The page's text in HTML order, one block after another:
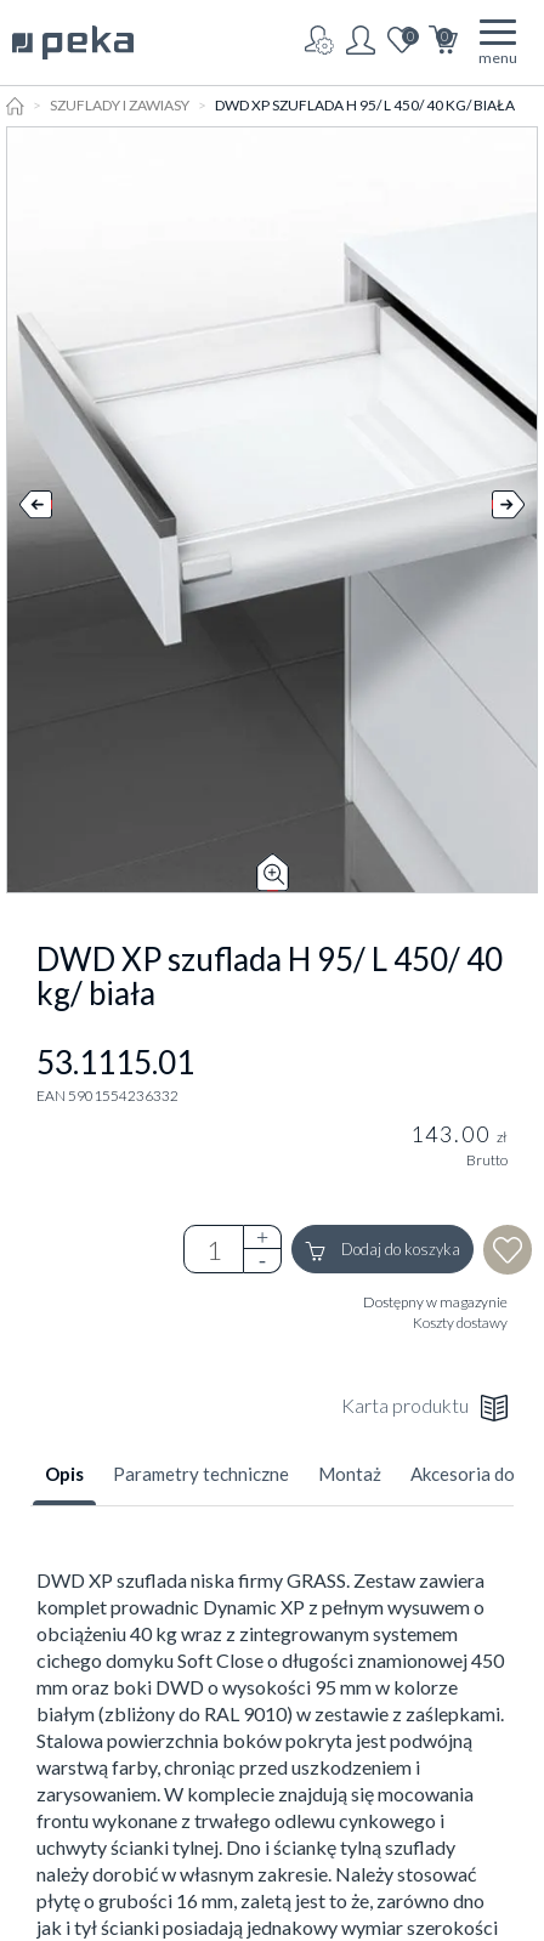
0 0
menu
HOMESZUFLADY I ZAWIASY DWD XP SZUFLADA H 95/ L 450/ 40 KG/ BIAŁA
DWD XP szuflada H 95/ L 450/ 40
kg/ biała
53.1115.01
EAN 5901554236332
143.00 zł
Brutto
Dodaj do koszyka
Dostępny w magazynie
Koszty dostawy
Karta produktu
Opis Parametry techniczne Montaż Akcesoria
DWD XP szuflada niska firmy GRASS. Zestaw zawiera
komplet prowadnic Dynamic XP z pełnym wysuwem o
obciążeniu 40 kg wraz z zintegrowanym systemem
cichego domyku Soft Close o długości znamionowej 450
mm oraz boki DWD o wysokości 95 mm w kolorze
białym (zbliżony do RAL 9010) w zestawie z zaślepkami.
Stalowa powierzchnia boków pokryta jest podwójną
warstwą farby, chroniąc przed uszkodzeniem i
zarysowaniem. W komplecie znajdują się mocowania
frontu wykonane z trwałego odlewu cynkowego i
uchwyty ścianki tylnej. Dno i ściankę tylną szuflady
należy dorobić w własnym zakresie. Należy stosować
płytę o grubości 16 mm, zaletą jest to że, zarówno dno
jak i tył ścianki posiadają jednakowy wymiar szerokości